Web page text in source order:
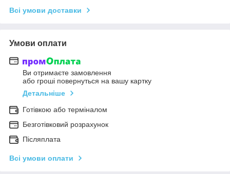
Всі умови доставки
Умови оплати
Ви отримаєте замовлення
або гроші повернуться на вашу картку
Детальніше
Готівкою або терміналом
Безготівковий розрахунок
Післяплата
Всі умови оплати